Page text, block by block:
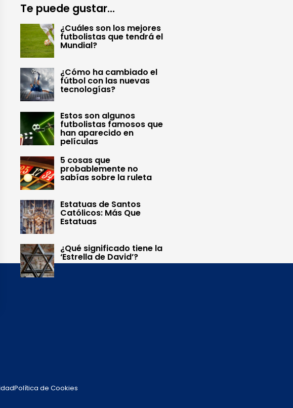
Te puede gustar...
¿Cuáles son los mejores
futbolistas que tendrá el
Mundial?
¿Cómo ha cambiado el
fútbol con las nuevas
tecnologías?
Estos son algunos
futbolistas famosos que
han aparecido en
películas
5 cosas que
probablemente no
sabías sobre la ruleta
Estatuas de Santos
Católicos: Más Que
Estatuas
¿Qué significado tiene la
‘Estrella de David’?
Política de Cookies